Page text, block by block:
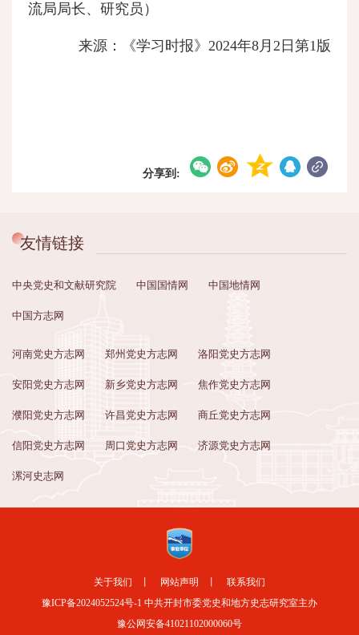
流局局长、研究员）
来源：《学习时报》2024年8月2日第1版
分享到:
友情链接
中央党史和文献研究院 中国国情网 中国地情网
中国方志网
河南党史方志网 郑州党史方志网 洛阳党史方志网
安阳党史方志网 新乡党史方志网 焦作党史方志网
濮阳党史方志网 许昌党史方志网 商丘党史方志网
信阳党史方志网 周口党史方志网 济源党史方志网
漯河史志网
关于我们 网站声明
联系我们
豫ICP备2024052524号-1 中共开封市委党史和地方史志研究室主办
豫公网安备41021102000060号